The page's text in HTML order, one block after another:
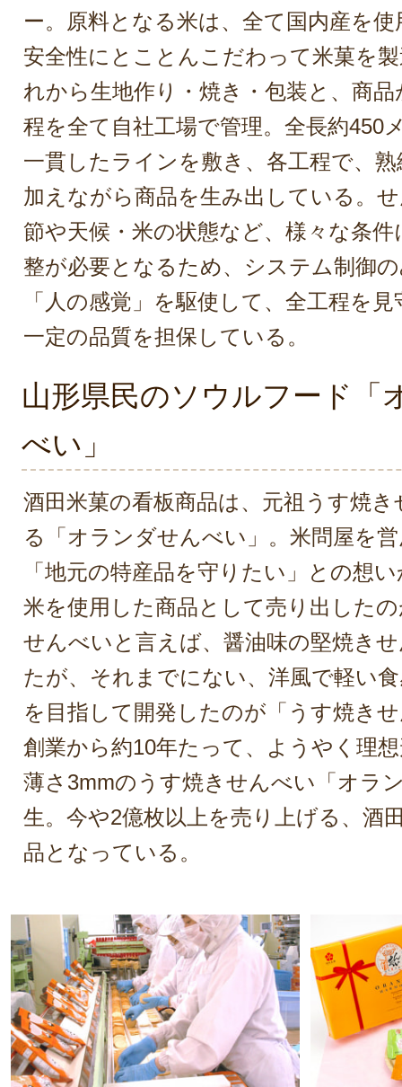
ー。原料となる米は、全て国内産を
安全性にとことんこだわって米菓を
れから生地作り・焼き・包装と、商
程を全て自社工場で管理。全長約450
一貫したラインを敷き、各工程で、
加えながら商品を生み出している。
節や天候・米の状態など、様々な条
整が必要となるため、システム制御
「人の感覚」を駆使して、全工程を
一定の品質を担保している。
山形県民のソウルフード「
べい」
酒田米菓の看板商品は、元祖うす焼
る「オランダせんべい」。米問屋を
「地元の特産品を守りたい」との想
米を使用した商品として売り出した
せんべいと言えば、醤油味の堅焼き
たが、それまでにない、洋風で軽い
を目指して開発したのが「うす焼き
創業から約10年たって、ようやく理
薄さ3mmのうす焼きせんべい「オラ
生。今や2億枚以上を売り上げる、酒
品となっている。